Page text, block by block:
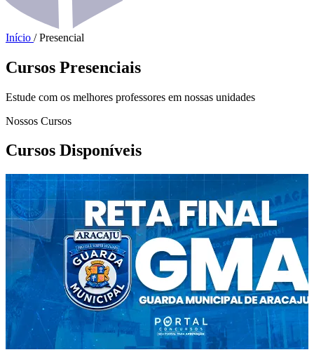
Início / Presencial
Cursos Presenciais
Estude com os melhores professores em nossas unidades
Nossos Cursos
Cursos Disponíveis